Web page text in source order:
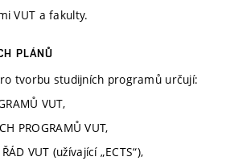
VUT a fakulty.
PLÁNŮ
tvorbu studijních programů určují:
VUT,
PROGRAMŮ VUT,
VUT (užívající „ECTS“),